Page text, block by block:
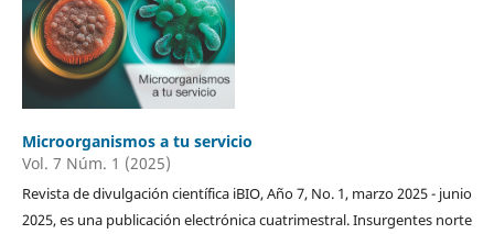
Microorganismos a tu servicio
Vol. 7 Núm. 1 (2025)
Revista de divulgación científica iBIO, Año 7, No. 1, marzo 2025 - junio
2025, es una publicación electrónica cuatrimestral. Insurgentes norte